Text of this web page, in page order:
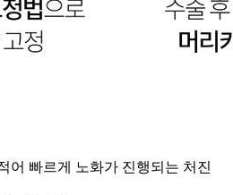
어 빠르게 노화가 진행되는 처진